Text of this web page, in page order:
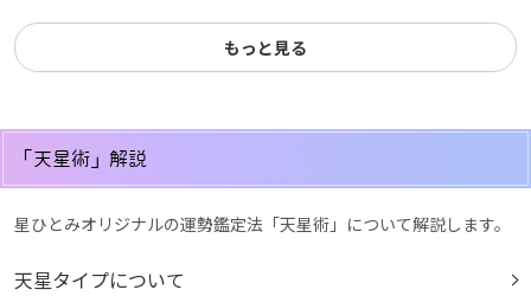
もっと見る
「天星術」解説
星ひとみオリジナルの運勢鑑定法「天星術」について解説します。
天星タイプについて